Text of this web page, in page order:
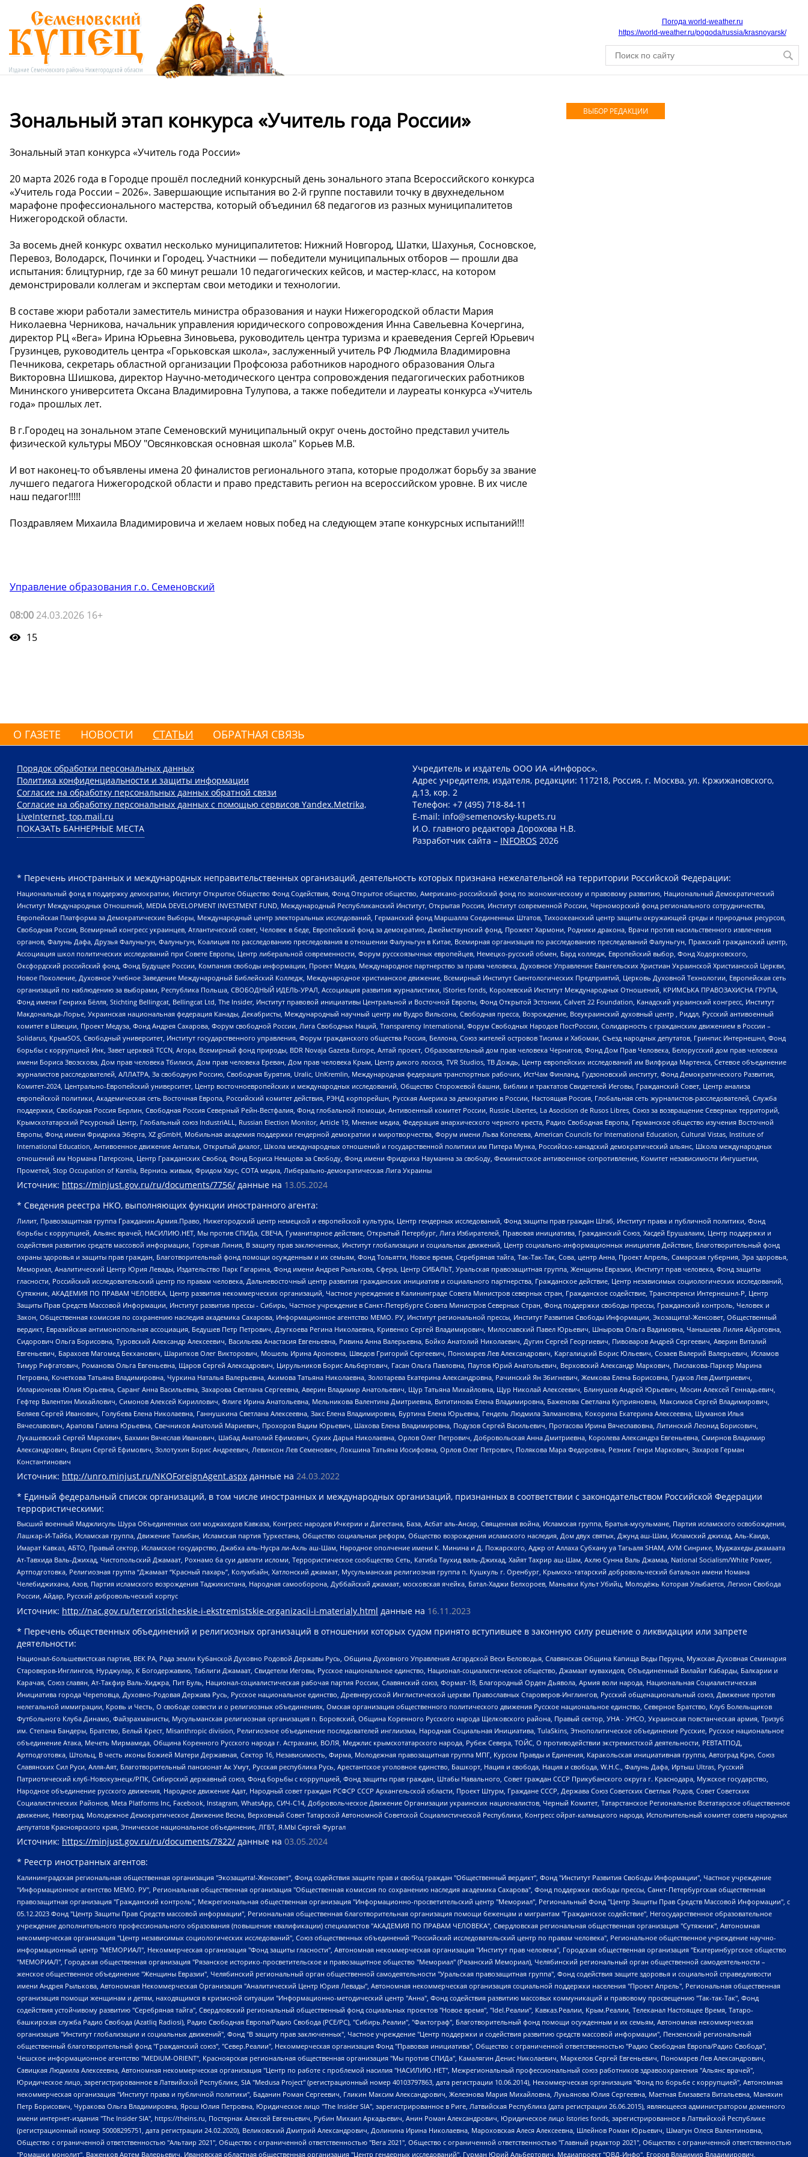
Погода world-weather.ru
https://world-weather.ru/pogoda/russia/krasnoyarsk/
Зональный этап конкурса «Учитель года России»
Зональный этап конкурса «Учитель года России»
20 марта 2026 года в Городце прошёл последний конкурсный день зонального этапа Всероссийского конкурса
«Учитель года России – 2026». Завершающие испытания во 2-й группе поставили точку в двухнедельном
марафоне профессионального мастерства, который объединил 68 педагогов из разных муниципалитетов
Нижегородской области.
За восемь дней конкурс охватил несколько муниципалитетов: Нижний Новгород, Шатки, Шахунья, Сосновское,
Перевоз, Володарск, Починки и Городец. Участники — победители муниципальных отборов — прошли два
испытания: блицтурнир, где за 60 минут решали 10 педагогических кейсов, и мастер-класс, на котором
демонстрировали коллегам и экспертам свои методики и технологии.
В составе жюри работали заместитель министра образования и науки Нижегородской области Мария
Николаевна Черникова, начальник управления юридического сопровождения Инна Савельевна Кочергина,
директор РЦ «Вега» Ирина Юрьевна Зиновьева, руководитель центра туризма и краеведения Сергей Юрьевич
Грузинцев, руководитель центра «Горьковская школа», заслуженный учитель РФ Людмила Владимировна
Печникова, секретарь областной организации Профсоюза работников народного образования Ольга
Викторовна Шишкова, директор Научно-методического центра сопровождения педагогических работников
Мининского университета Оксана Владимировна Тулупова, а также победители и лауреаты конкурса «Учитель
года» прошлых лет.
В г.Городец на зональном этапе Семеновский муниципальный округ очень достойно представил учитель
физической культуры МБОУ "Овсянковская основная школа" Корьев М.В.
И вот наконец-то объявлены имена 20 финалистов регионального этапа, которые продолжат борьбу за звание
лучшего педагога Нижегородской области и право представить регион на всероссийском уровне. В их числе
наш педагог!!!!!
Поздравляем Михаила Владимировича и желаем новых побед на следующем этапе конкурсных испытаний!!!
Управление образования г.о. Семеновский
08:00 24.03.2026 16+
15
ВЫБОР РЕДАКЦИИ
О ГАЗЕТЕ НОВОСТИ СТАТЬИ ОБРАТНАЯ СВЯЗЬ
Порядок обработки персональных данных
Политика конфиденциальности и защиты информации
Согласие на обработку персональных данных обратной связи
Согласие на обработку персональных данных с помощью сервисов Yandex.Metrika,
LiveInternet, top.mail.ru
ПОКАЗАТЬ БАННЕРНЫЕ МЕСТА
Учредитель и издатель ООО ИА «Инфорос».
Адрес учредителя, издателя, редакции: 117218, Россия, г. Москва, ул. Кржижановского,
д.13, кор. 2
Телефон: +7 (495) 718-84-11
E-mail: info@semenovsky-kupets.ru
И.О. главного редактора Дорохова Н.В.
Разработчик сайта – INFOROS 2026
* Перечень иностранных и международных неправительственных организаций, деятельность которых признана нежелательной на территории Российской Федерации:
Национальный фонд в поддержку демократии, Институт Открытое Общество Фонд Содействия, Фонд Открытое общество, Американо-российский фонд по экономическому и правовому развитию, Национальный Демократический
Институт Международных Отношений, MEDIA DEVELOPMENT INVESTMENT FUND, Международный Республиканский Институт, Открытая Россия, Институт современной России, Черноморский фонд регионального сотрудничества,
Европейская Платформа за Демократические Выборы, Международный центр электоральных исследований, Германский фонд Маршалла Соединенных Штатов, Тихоокеанский центр защиты окружающей среды и природных ресурсов,
Свободная Россия, Всемирный конгресс украинцев, Атлантический совет, Человек в беде, Европейский фонд за демократию, Джеймстаунский фонд, Прожект Хармони, Родники дракона, Врачи против насильственного извлечения
органов, Фалунь Дафа, Друзья Фалуньгун, Фалуньгун, Коалиция по расследованию преследования в отношении Фалуньгун в Китае, Всемирная организация по расследованию преследований Фалуньгун, Пражский гражданский центр,
Ассоциация школ политических исследований при Совете Европы, Центр либеральной современности, Форум русскоязычных европейцев, Немецко-русский обмен, Бард колледж, Европейский выбор, Фонд Ходорковского,
Оксфордский российский фонд, Фонд Будущее России, Компания свободы информации, Проект Медиа, Международное партнерство за права человека, Духовное Управление Евангельских Христиан Украинской Христианской Церкви,
Новое Поколение, Духовное Учебное Заведение Международный Библейский Колледж, Международное христианское движение, Всемирный Институт Саентологических Предприятий, Церковь Духовной Технологии, Европейская сеть
организаций по наблюдению за выборами, Республика Польша, СВОБОДНЫЙ ИДЕЛЬ-УРАЛ, Ассоциация развития журналистики, IStories fonds, Королевский Институт Международных Отношений, КРИМСЬКА ПРАВОЗАХИСНА ГРУПА,
Фонд имени Генриха Бёлля, Stichting Bellingcat, Bellingcat Ltd, The Insider, Институт правовой инициативы Центральной и Восточной Европы, Фонд Открытой Эстонии, Calvert 22 Foundation, Канадский украинский конгресс, Институт
Макдональда-Лорье, Украинская национальная федерация Канады, Декабристы, Международный научный центр им Вудро Вильсона, Свободная пресса, Возрождение, Всеукраинский духовный центр , Риддл, Русский антивоенный
комитет в Швеции, Проект Медуза, Фонд Андрея Сахарова, Форум свободной России, Лига Свободных Наций, Transparеncy International, Форум Свободных Народов ПостРоссии, Солидарность с гражданским движением в России –
Solidarus, КрымSOS, Свободный университет, Институт государственного управления, Форум гражданского общества Россия, Беллона, Союз жителей островов Тисима и Хабомаи, Съезд народных депутатов, Гринпис Интернешнл, Фонд
борьбы с коррупцией Инк, Завет церквей TCCN, Агора, Всемирный фонд природы, BDR Novaja Gazeta-Europe, Алтай проект, Образовательный дом прав человека Чернигов, Фонд Дом Прав Человека, Белорусский дом прав человека
имени Бориса Звозскова, Дом прав человека Тбилиси, Дом прав человека Ереван, Дом прав человека Крым, Центр дикого лосося, TVR Studios, ТВ Дождь, Центр европейских исследований им Вилфрида Мартенса, Сетевое объединение
журналистов расследователей, АЛЛАТРА, За свободную Россию, Свободная Бурятия, Uralic, UnKremlin, Международная федерация транспортных рабочих, ИстЧам Финланд, Гудзоновский институт, Фонд Демократического Развития,
Комитет-2024, Центрально-Европейский университет, Центр восточноевропейских и международных исследований, Общество Сторожевой башни, Библии и трактатов Свидетелей Иеговы, Гражданский Совет, Центр анализа
европейской политики, Академическая сеть Восточная Европа, Российский комитет действия, РЭНД корпорейшн, Русская Америка за демократию в России, Настоящая Россия, Глобальная сеть журналистов-расследователей, Служба
поддержки, Свободная Россия Берлин, Свободная Россия Северный Рейн-Вестфалия, Фонд глобальной помощи, Антивоенный комитет России, Russie-Libertes, La Asocicion de Rusos Libres, Союз за возвращение Северных территорий,
Крымскотатарский Ресурсный Центр, Глобальный союз IndustriALL, Russian Election Monitor, Article 19, Мнение медиа, Федерация анархического черного креста, Радио Свободная Европа, Германское общество изучения Восточной
Европы, Фонд имени Фридриха Эберта, XZ gGmbH, Мобильная академия поддержки гендерной демократии и миротворчества, Форум имени Льва Копелева, American Councils for International Education, Cultural Vistas, Institute of
International Education, Антивоенное движение Антальи, Открытый диалог, Школа международных отношений и государственной политики им Питера Мунка, Российско-канадский демократический альянс, Школа международных
отношений им Нормана Патерсона, Центр Гражданских Свобод, Фонд Бориса Немцова за Свободу, Фонд имени Фридриха Науманна за свободу, Феминистское антивоенное сопротивление, Комитет независимости Ингушетии,
Прометей, Stop Occupation of Karelia, Вернись живым, Фридом Хаус, СОТА медиа, Либерально-демократическая Лига Украины
Источник: https://minjust.gov.ru/ru/documents/7756/ данные на 13.05.2024
* Сведения реестра НКО, выполняющих функции иностранного агента:
Лилит, Правозащитная группа Гражданин.Армия.Право, Нижегородский центр немецкой и европейской культуры, Центр гендерных исследований, Фонд защиты прав граждан Штаб, Институт права и публичной политики, Фонд
борьбы с коррупцией, Альянс врачей, НАСИЛИЮ.НЕТ, Мы против СПИДа, СВЕЧА, Гуманитарное действие, Открытый Петербург, Лига Избирателей, Правовая инициатива, Гражданский Союз, Хасдей Ерушалаим, Центр поддержки и
содействия развитию средств массовой информации, Горячая Линия, В защиту прав заключенных, Институт глобализации и социальных движений, Центр социально-информационных инициатив Действие, Благотворительный фонд
охраны здоровья и защиты прав граждан, Благотворительный фонд помощи осужденным и их семьям, Фонд Тольятти, Новое время, Серебряная тайга, Так-Так-Так, Сова, центр Анна, Проект Апрель, Самарская губерния, Эра здоровья,
Мемориал, Аналитический Центр Юрия Левады, Издательство Парк Гагарина, Фонд имени Андрея Рылькова, Сфера, Центр СИБАЛЬТ, Уральская правозащитная группа, Женщины Евразии, Институт прав человека, Фонд защиты
гласности, Российский исследовательский центр по правам человека, Дальневосточный центр развития гражданских инициатив и социального партнерства, Гражданское действие, Центр независимых социологических исследований,
Сутяжник, АКАДЕМИЯ ПО ПРАВАМ ЧЕЛОВЕКА, Центр развития некоммерческих организаций, Частное учреждение в Калининграде Совета Министров северных стран, Гражданское содействие, Трансперенси Интернешнл-Р, Центр
Защиты Прав Средств Массовой Информации, Институт развития прессы - Сибирь, Частное учреждение в Санкт-Петербурге Совета Министров Северных Стран, Фонд поддержки свободы прессы, Гражданский контроль, Человек и
Закон, Общественная комиссия по сохранению наследия академика Сахарова, Информационное агентство МЕМО. РУ, Институт региональной прессы, Институт Развития Свободы Информации, Экозащита!-Женсовет, Общественный
вердикт, Евразийская антимонопольная ассоциация, Бедушев Петр Петрович, Дзугкоева Регина Николаевна, Кривенко Сергей Владимирович, Милославский Павел Юрьевич, Шнырова Ольга Вадимовна, Чанышева Лилия Айратовна,
Сидорович Ольга Борисовна, Туровский Александр Алексеевич, Васильева Анастасия Евгеньевна, Ривина Анна Валерьевна, Бойко Анатолий Николаевич, Дугин Сергей Георгиевич, Пивоваров Андрей Сергеевич, Аверин Виталий
Евгеньевич, Барахоев Магомед Бекханович, Шарипков Олег Викторович, Мошель Ирина Ароновна, Шведов Григорий Сергеевич, Пономарев Лев Александрович, Каргалицкий Борис Юльевич, Созаев Валерий Валерьевич, Исламов
Тимур Рифгатович, Романова Ольга Евгеньевна, Щаров Сергей Алексадрович, Цирульников Борис Альбертович, Гасан Ольга Павловна, Паутов Юрий Анатольевич, Верховский Александр Маркович, Пислакова-Паркер Марина
Петровна, Кочеткова Татьяна Владимировна, Чуркина Наталья Валерьевна, Акимова Татьяна Николаевна, Золотарева Екатерина Александровна, Рачинский Ян Збигневич, Жемкова Елена Борисовна, Гудков Лев Дмитриевич,
Илларионова Юлия Юрьевна, Саранг Анна Васильевна, Захарова Светлана Сергеевна, Аверин Владимир Анатольевич, Щур Татьяна Михайловна, Щур Николай Алексеевич, Блинушов Андрей Юрьевич, Мосин Алексей Геннадьевич,
Гефтер Валентин Михайлович, Симонов Алексей Кириллович, Флиге Ирина Анатольевна, Мельникова Валентина Дмитриевна, Вититинова Елена Владимировна, Баженова Светлана Куприяновна, Максимов Сергей Владимирович,
Беляев Сергей Иванович, Голубева Елена Николаевна, Ганнушкина Светлана Алексеевна, Закс Елена Владимировна, Буртина Елена Юрьевна, Гендель Людмила Залмановна, Кокорина Екатерина Алексеевна, Шуманов Илья
Вячеславович, Арапова Галина Юрьевна, Свечников Анатолий Мариевич, Прохоров Вадим Юрьевич, Шахова Елена Владимировна, Подузов Сергей Васильевич, Протасова Ирина Вячеславовна, Литинский Леонид Борисович,
Лукашевский Сергей Маркович, Бахмин Вячеслав Иванович, Шабад Анатолий Ефимович, Сухих Дарья Николаевна, Орлов Олег Петрович, Добровольская Анна Дмитриевна, Королева Александра Евгеньевна, Смирнов Владимир
Александрович, Вицин Сергей Ефимович, Золотухин Борис Андреевич, Левинсон Лев Семенович, Локшина Татьяна Иосифовна, Орлов Олег Петрович, Полякова Мара Федоровна, Резник Генри Маркович, Захаров Герман
Константинович
Источник: http://unro.minjust.ru/NKOForeignAgent.aspx данные на 24.03.2022
* Единый федеральный список организаций, в том числе иностранных и международных организаций, признанных в соответствии с законодательством Российской Федерации
террористическими:
Высший военный Маджлисуль Шура Объединенных сил моджахедов Кавказа, Конгресс народов Ичкерии и Дагестана, База, Асбат аль-Ансар, Священная война, Исламская группа, Братья-мусульмане, Партия исламского освобождения,
Лашкар-И-Тайба, Исламская группа, Движение Талибан, Исламская партия Туркестана, Общество социальных реформ, Общество возрождения исламского наследия, Дом двух святых, Джунд аш-Шам, Исламский джихад, Аль-Каида,
Имарат Кавказ, АБТО, Правый сектор, Исламское государство, Джабха аль-Нусра ли-Ахль аш-Шам, Народное ополчение имени К. Минина и Д. Пожарского, Аджр от Аллаха Субхану уа Тагьаля SHAM, АУМ Синрике, Муджахеды джамаата
Ат-Тавхида Валь-Джихад, Чистопольский Джамаат, Рохнамо ба суи давлати исломи, Террористическое сообщество Сеть, Катиба Таухид валь-Джихад, Хайят Тахрир аш-Шам, Ахлю Сунна Валь Джамаа, National Socialism/White Power,
Артподготовка, Религиозная группа “Джамаат “Красный пахарь”, Колумбайн, Хатлонский джамаат, Мусульманская религиозная группа п. Кушкуль г. Оренбург, Крымско-татарский добровольческий батальон имени Номана
Челебиджихана, Азов, Партия исламского возрождения Таджикистана, Народная самооборона, Дуббайский джамаат, московская ячейка, Батал-Хаджи Белхороев, Маньяки Культ Убийц, Молодёжь Которая Улыбается, Легион Свобода
России, Айдар, Русский добровольческий корпус
Источник: http://nac.gov.ru/terroristicheskie-i-ekstremistskie-organizacii-i-materialy.html данные на 16.11.2023
* Перечень общественных объединений и религиозных организаций в отношении которых судом принято вступившее в законную силу решение о ликвидации или запрете
деятельности:
Национал-большевистская партия, ВЕК РА, Рада земли Кубанской Духовно Родовой Державы Русь, Община Духовного Управления Асгардской Веси Беловодья, Славянская Община Капища Веды Перуна, Мужская Духовная Семинария
Староверов-Инглингов, Нурджулар, К Богодержавию, Таблиги Джамаат, Свидетели Иеговы, Русское национальное единство, Национал-социалистическое общество, Джамаат мувахидов, Объединенный Вилайат Кабарды, Балкарии и
Карачая, Союз славян, Ат-Такфир Валь-Хиджра, Пит Буль, Национал-социалистическая рабочая партия России, Славянский союз, Формат-18, Благородный Орден Дьявола, Армия воли народа, Национальная Социалистическая
Инициатива города Череповца, Духовно-Родовая Держава Русь, Русское национальное единство, Древнерусской Инглистической церкви Православных Староверов-Инглингов, Русский общенациональный союз, Движение против
нелегальной иммиграции, Кровь и Честь, О свободе совести и о религиозных объединениях, Омская организация общественного политического движения Русское национальное единство, Северное Братство, Клуб Болельщиков
Футбольного Клуба Динамо, Файзрахманисты, Мусульманская религиозная организация п. Боровский, Община Коренного Русского народа Щелковского района, Правый сектор, УНА - УНСО, Украинская повстанческая армия, Тризуб
им. Степана Бандеры, Братство, Белый Крест, Misanthropic division, Религиозное объединение последователей инглиизма, Народная Социальная Инициатива, TulaSkins, Этнополитическое объединение Русские, Русское национальное
объединение Атака, Мечеть Мирмамеда, Община Коренного Русского народа г. Астрахани, ВОЛЯ, Меджлис крымскотатарского народа, Рубеж Севера, ТОЙС, О противодействии экстремистской деятельности, РЕВТАТПОД,
Артподготовка, Штольц, В честь иконы Божией Матери Державная, Сектор 16, Независимость, Фирма, Молодежная правозащитная группа МПГ, Курсом Правды и Единения, Каракольская инициативная группа, Автоград Крю, Союз
Славянских Сил Руси, Алля-Аят, Благотворительный пансионат Ак Умут, Русская республика Русь, Арестантское уголовное единство, Башкорт, Нация и свобода, Нация и свобода, W.H.С., Фалунь Дафа, Иртыш Ultras, Русский
Патриотический клуб-Новокузнецк/РПК, Сибирский державный союз, Фонд борьбы с коррупцией, Фонд защиты прав граждан, Штабы Навального, Совет граждан СССР Прикубанского округа г. Краснодара, Мужское государство,
Народное объединение русского движения, Народное движение Адат, Народный совет граждан РСФСР СССР Архангельской области, Проект Штурм, Граждане СССР, Держава Союз Советских Светлых Родов, Совет Советских
Социалистических Районов, Meta Platforms Inc, Facebook, Instagram, WhatsApp, СИЧ-С14, Добровольческое Движение Организации украинских националистов, Черный Комитет, Татарстанское Региональное Всетатарское общественное
движение, Невоград, Молодежное Демократическое Движение Весна, Верховный Совет Татарской Автономной Советской Социалистической Республики, Конгресс ойрат-калмыцкого народа, Исполнительный комитет совета народных
депутатов Красноярского края, Этническое национальное объединение, ЛГБТ, Я.МЫ Сергей Фургал
Источник: https://minjust.gov.ru/ru/documents/7822/ данные на 03.05.2024
* Реестр иностранных агентов:
Калининградская региональная общественная организация "Экозащита!-Женсовет", Фонд содействия защите прав и свобод граждан "Общественный вердикт", Фонд "Институт Развития Свободы Информации", Частное учреждение "Информационное агентство МЕМО. РУ", Региональная общественная организация "Общественная комиссия по сохранению наследия академика Сахарова", Фонд поддержки свободы прессы, Санкт-Петербургская общественная правозащитная организация "Гражданский контроль", Межрегиональная общественная организация "Информационно-просветительский центр "Мемориал", Региональный Фонд "Центр Защиты Прав Средств Массовой Информации", с 05.12.2023 Фонд "Центр Защиты Прав Средств массовой информации", Региональная общественная благотворительная организация помощи беженцам и мигрантам "Гражданское содействие", Негосударственное образовательное учреждение дополнительного профессионального образования (повышение квалификации) специалистов "АКАДЕМИЯ ПО ПРАВАМ ЧЕЛОВЕКА", Свердловская региональная общественная организация "Сутяжник", Автономная некоммерческая организация "Центр независимых социологических исследований", Союз общественных объединений "Российский исследовательский центр по правам человека", Региональное общественное учреждение научно-информационный центр "МЕМОРИАЛ", Некоммерческая организация "Фонд защиты гласности", Автономная некоммерческая организация "Институт прав человека", Городская общественная организация "Екатеринбургское общество "МЕМОРИАЛ", Городская общественная организация "Рязанское историко-просветительское и правозащитное общество "Мемориал" (Рязанский Мемориал), Челябинский региональный орган общественной самодеятельности – женское общественное объединение "Женщины Евразии", Челябинский региональный орган общественной самодеятельности "Уральская правозащитная группа", Фонд содействия защите здоровья и социальной справедливости имени Андрея Рылькова, Автономная Некоммерческая Организация "Аналитический Центр Юрия Левады", Автономная некоммерческая организация социальной поддержки населения "Проект Апрель", Региональная общественная организация помощи женщинам и детям, находящимся в кризисной ситуации "Информационно-методический центр "Анна", Фонд содействия развитию массовых коммуникаций и правовому просвещению "Так-так-Так", Фонд содействия устойчивому развитию "Серебряная тайга", Свердловский региональный общественный фонд социальных проектов "Новое время", "Idel.Реалии", Кавказ.Реалии, Крым.Реалии, Телеканал Настоящее Время, Татаро-башкирская служба Радио Свобода (Azatliq Radiosi), Радио Свободная Европа/Радио Свобода (PCE/PC), "Сибирь.Реалии", "Фактограф", Благотворительный фонд помощи осужденным и их семьям, Автономная некоммерческая организация "Институт глобализации и социальных движений", Фонд "В защиту прав заключенных", Частное учреждение "Центр поддержки и содействия развитию средств массовой информации", Пензенский региональный общественный благотворительный фонд "Гражданский союз", "Север.Реалии", Некоммерческая организация Фонд "Правовая инициатива", Общество с ограниченной ответственностью "Радио Свободная Европа/Радио Свобода", Чешское информационное агентство "MEDIUM-ORIENT", Красноярская региональная общественная организация "Мы против СПИДа", Камалягин Денис Николаевич, Маркелов Сергей Евгеньевич, Пономарев Лев Александрович, Савицкая Людмила Алексеевна, Автономная некоммерческая организация "Центр по работе с проблемой насилия "НАСИЛИЮ.НЕТ", Межрегиональный профессиональный союз работников здравоохранения "Альянс врачей", Юридическое лицо, зарегистрированное в Латвийской Республике, SIA "Medusa Project" (регистрационный номер 40103797863, дата регистрации 10.06.2014), Некоммерческая организация "Фонд по борьбе с коррупцией", Автономная некоммерческая организация "Институт права и публичной политики", Баданин Роман Сергеевич, Гликин Максим Александрович, Железнова Мария Михайловна, Лукьянова Юлия Сергеевна, Маетная Елизавета Витальевна, Маняхин Петр Борисович, Чуракова Ольга Владимировна, Ярош Юлия Петровна, Юридическое лицо "The Insider SIA", зарегистрированное в Риге, Латвийская Республика (дата регистрации 26.06.2015), являющееся администратором доменного имени интернет-издания "The Insider SIA", https://theins.ru, Постернак Алексей Евгеньевич, Рубин Михаил Аркадьевич, Анин Роман Александрович, Юридическое лицо Istories fonds, зарегистрированное в Латвийской Республике (регистрационный номер 50008295751, дата регистрации 24.02.2020), Великовский Дмитрий Александрович, Долинина Ирина Николаевна, Мароховская Алеся Алексеевна, Шлейнов Роман Юрьевич, Шмагун Олеся Валентиновна, Общество с ограниченной ответственностью "Альтаир 2021", Общество с ограниченной ответственностью "Вега 2021", Общество с ограниченной ответственностью "Главный редактор 2021", Общество с ограниченной ответственностью "Ромашки монолит", Важенков Артем Валерьевич, Ивановская областная общественная организация "Центр гендерных исследований", Гурман Юрий Альбертович, Медиапроект "ОВД-Инфо", Егоров Владимир Владимирович, Жилинский Владимир Александрович, Общество с ограниченной ответственностью "ЗП", Иванова София Юрьевна, Карезина Инна Павловна, Кильтау Екатерина Викторовна, Петров Алексей Викторович, Пискунов Сергей Евгеньевич, Смирнов Сергей Сергеевич, Тихонов Михаил Сергеевич, Общество с ограниченной ответственностью "ЖУРНАЛИСТ-ИНОСТРАННЫЙ АГЕНТ", Арапова Галина Юрьевна, Вольтская Татьяна Анатольевна, Американская компания "Mason G.E.S. Anonymous Foundation" (США), являющаяся владельцем интернет-издания https://mnews.world/, Компания "Stichting Bellingcat", зарегистрированная в Нидерландах (дата регистрации 11.07.2018), Захаров Андрей Вячеславович, Клепиковская Екатерина Дмитриевна, Общество с ограниченной ответственностью "МЕМО", Перл Роман Александрович, Симонов Евгений Алексеевич, Соловьева Елена Анатольевна, Сотников Даниил Владимирович, Сурначева Елизавета Дмитриевна, Автономная некоммерческая организация по защите прав человека и информированию населения "Якутия – Наше Мнение", Общество с ограниченной ответственностью "Москоу диджитал медиа", с 26.01.2023 Общество с ограниченной ответственностью "Чайка Белые сады", Ветошкина Валерия Валерьевна, Заговора Максим Александрович, Межрегиональное общественное движение "Российская ЛГБТ - сеть", Оленичев Максим Владимирович, Павлов Иван Юрьевич, Скворцова Елена Сергеевна, Общество с ограниченной ответственностью "Как бы инагент", Кочетков Игорь Викторович, Общество с ограниченной ответственностью "Честные выборы", Еланчик Олег Александрович, Общество с ограниченной ответственностью "Нобелевский призыв", Гималова Регина Эмилевна, Григорьев Андрей Валерьевич, Григорьева Алина Александровна, Ассоциация по содействию защите прав призывников, альтернативнослужащих и военнослужащих "Правозащитная группа "Гражданин.Армия.Право", Хисамова Регина Фаритовна, Автономная некоммерческая организация по реализации социально-правовых программ "Лилит", Дальневосточное общественное движение "Маяк", Санкт-Петербургская ЛГБТ-инициативная группа "Выход", Инициативная группа ЛГБТ+ "Реверс", Алексеев Андрей Викторович, Бекбулатова Таисия Львовна, Беляев Иван Михайлович, Владыкина Елена Сергеевна, Гельман Марат Александрович, Никульшина Вероника Юрьевна, Толоконникова Надежда Андреевна, Шендерович Виктор Анатольевич, Общество с ограниченной ответственностью "Данное сообщение", Общество с ограниченной ответственностью Издательский дом "Новая глава", Айнбиндер Александра Александровна, Московский комьюнити-центр для ЛГБТ+инициатив, Благотворительный фонд развития филантропии, Deutsche Welle (Германия, Kurt-Schumacher-Strasse 3, 53113 Bonn), Борзунова Мария Михайловна, Воробьев Виктор Викторович, Голубева Анна Львовна, Константинова Алла Михайловна, Малкова Ирина Владимировна, Мурадов Мурад Абдулгалимович, Осетинская Елизавета Николаевна, Понасенков Евгений Николаевич, Ганапольский Матвей Юрьевич, Киселев Евгений Алексеевич, Борухович Ирина Григорьевна, Дремин Иван Тимофеевич, Дубровский Дмитрий Викторович, Красноярская региональная общественная организация поддержки и развития альтернативных образовательных технологий и межкультурных коммуникаций "ИНТЕРРА", Маяковская Екатерина Алексеевна, Фейгин Марк Захарович, Филимонов Андрей Викторович, Дзугкоева Регина Николаевна, Доброхотов Роман Александрович, Дудь Юрий Александрович, Елкин Сергей Владимирович, Кругликов Кирилл Игоревич, Сабунаева Мария Леонидовна, Семенов Алексей Владимирович, Шаинян Карен Багратович, Шульман Екатерина Михайловна, Асафьев Артур Валерьевич, Вахштайн Виктор Семенович, Венедиктов Алексей Алексеевич, Лушникова Екатерина Евгеньевна, Волков Леонид Михайлович, Невзоров Александр Глебович, Пархоменко Сергей Борисович, Сироткин Ярослав Николаевич, Кара-Мурза Владимир Владимирович, Баранова Наталья Владимировна, Гозман Леонид Яковлевич, Кагарлицкий Борис Юльевич, Климарев Михаил Валерьевич, Милов Владимир Станиславович, Автономная некоммерческая организация Краснодарский центр современного искусства "Типография", Моргенштерн Алишер Тагирович, Соболь Любовь Эдуардовна, Общество с ограниченной ответственностью "ЛИЗА НОРМ", Каспаров Гарри Кимович, Ходорковский Михаил Борисович, Общество с ограниченной ответственностью "Апрельские тезисы", Данилович Ирина Брониславовна, Кашин Олег Владимирович, Петров Николай Владимирович, Пивоваров Алексей Владимирович, Соколов Михаил Владимирович, Цветкова Юлия Владимировна, Чичваркин Евгений Александрович, Комитет против пыток/Команда против пыток, Общество с ограниченной ответственностью "Первый научный", Общество с ограниченной ответственностью "Вертолет и ко", Белоцерковская Вероника Борисовна, Кац Максим Евгеньевич, Лазарева Татьяна Юрьевна, Шаведдинов Руслан Табризович, Яшин Илья Валерьевич, Общество с ограниченной ответственностью "Иноагент ААВ", Алешковский Дмитрий Петрович, Альбац Евгения Марковна, Быков Дмитрий Львович, Галямина Юлия Евгеньевна, Лойко Сергей Леонидович, Мартынов Кирилл Константинович, Медведев Сергей Александрович, Крашенинников Федор Геннадиевич, Гордеева Катерина Вл